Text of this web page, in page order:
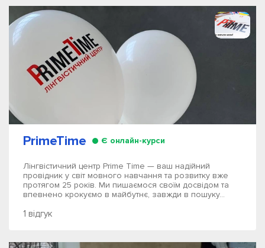
PrimeTime Є онлайн-курси
Лінгвістичний центр Prime Time — ваш надійний
провідник у світ мовного навчання та розвитку вже
протягом 25 років. Ми пишаємося своїм досвідом та
впевнено крокуємо в майбутнє, завжди в пошуку...
1 відгук